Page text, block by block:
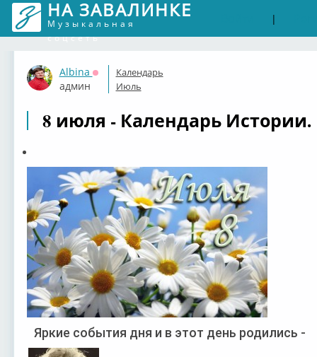
НА ЗАВАЛИНКЕ
Музыкальная
соцсеть
|
Albina
Оффлайн
админ
Календарь
Июль
8 июля - Календарь Истории.
Яркие события дня и в этот день родились -